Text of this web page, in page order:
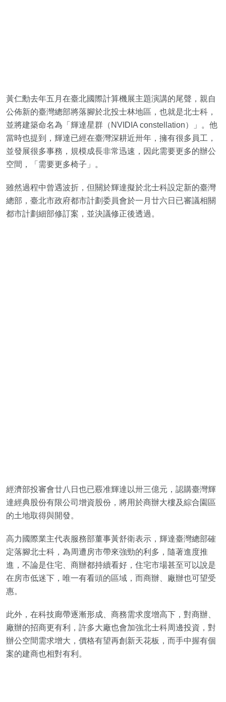
黃仁勳去年五月在臺北國際計算機展主題演講的尾聲，親自
公佈新的臺灣總部將落腳於北投士林地區，也就是北士科，
並將建築命名為「輝達星群（NVIDIA constellation）」。他
當時也提到，輝達已經在臺灣深耕近卅年，擁有很多員工，
並發展很多事務，規模成長非常迅速，因此需要更多的辦公
空間，「需要更多椅子」。
雖然過程中曾遇波折，但關於輝達擬於北士科設定新的臺灣
總部，臺北市政府都市計劃委員會於一月廿六日已審議相關
都市計劃細部修訂案，並決議修正後透過。
經濟部投審會廿八日也已覈准輝達以卅三億元，認購臺灣輝
達經典股份有限公司增資股份，將用於商辦大樓及綜合園區
的土地取得與開發。
高力國際業主代表服務部董事黃舒衛表示，輝達臺灣總部確
定落腳北士科，為周遭房市帶來強勁的利多，隨著進度推
進，不論是住宅、商辦都持續看好，住宅市場甚至可以說是
在房市低迷下，唯一有看頭的區域，而商辦、廠辦也可望受
惠。
此外，在科技廊帶逐漸形成、商務需求度增高下，對商辦、
廠辦的招商更有利，許多大廠也會加強北士科周邊投資，對
辦公空間需求增大，價格有望再創新天花板，而手中握有個
案的建商也相對有利。